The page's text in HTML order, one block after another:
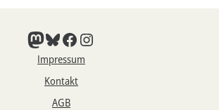
Mastodon
Bluesky
Facebook
Instagram
Impressum
Kontakt
AGB